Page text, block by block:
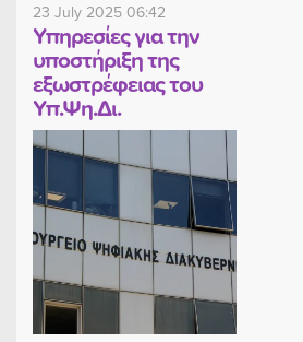
23 July 2025 06:42
Υπηρεσίες για την
υποστήριξη της
εξωστρέφειας του
Υπ.Ψη.Δι.